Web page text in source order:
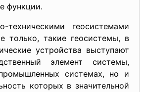
функции.
техническими геосистемами
только, такие геосистемы, в
устройства выступают
элемент системы,
системах, но и
которых в значительной